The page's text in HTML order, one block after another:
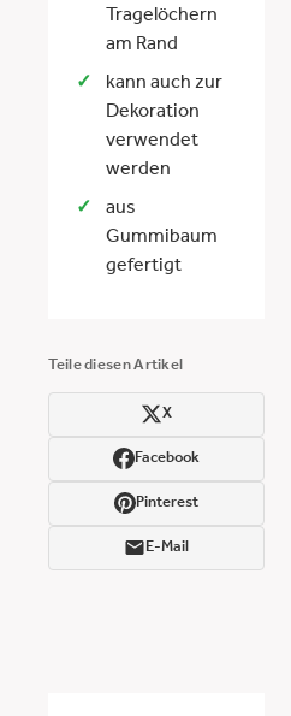
Tragelöchern
am Rand
kann auch zur
Dekoration
verwendet
werden
aus
Gummibaum
gefertigt
Teile diesen Artikel
X
Facebook
Pinterest
E-Mail